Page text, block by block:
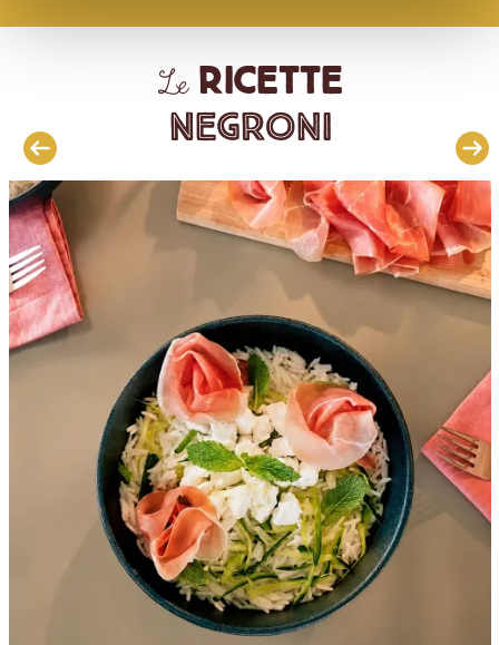
Lericette
Negroni